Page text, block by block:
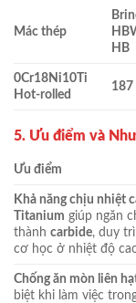
Mác thép
HB
0Cr18Ni10Ti
Hot-rolled
187
5. Ưu điểm và
Ưu điểm
Khả năng chịu nhiệt
Titanium giúp ngăn
thành carbide, duy
cơ học ở nhiệt độ
Chống ăn mòn liên
biệt khi làm việc